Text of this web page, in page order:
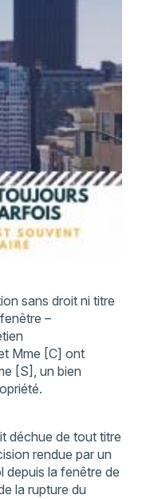
sans droit ni titre
–
Mme [C] ont
[S], un bien
déchue de tout titre
rendue par un
depuis la fenêtre de
la rupture du